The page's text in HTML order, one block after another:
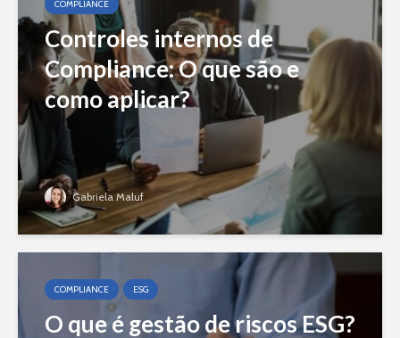
COMPLIANCE
Controles internos de
Compliance: O que são e
como aplicar?
Gabriela Maluf
COMPLIANCE ESG
O que é gestão de riscos ESG?